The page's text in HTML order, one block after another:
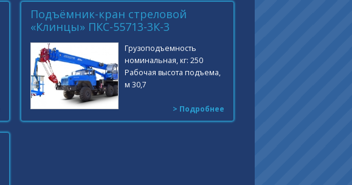
Подъёмник-кран стреловой
«Клинцы» ПКС-55713-3К-3
Грузоподъемность
номинальная, кг: 250
Рабочая высота подъема,
м 30,7
> Подробнее